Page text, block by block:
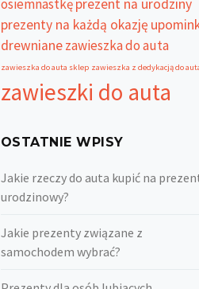
osiemnastkę prezent na urodziny
prezenty na każdą okazję
drewniane zawieszka do auta
zawieszka do auta sklep zawieszka z dedykacją do
zawieszki do auta
OSTATNIE WPISY
Jakie rzeczy do auta kupić na
urodzinowy?
Jakie prezenty związane z
samochodem wybrać?